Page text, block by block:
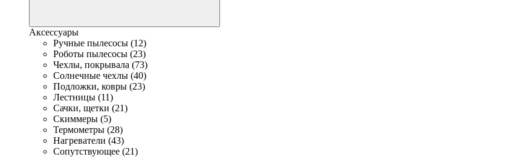
Аксессуары
Ручные пылесосы (12)
Роботы пылесосы (23)
Чехлы, покрывала (73)
Солнечные чехлы (40)
Подложки, ковры (23)
Лестницы (11)
Сачки, щетки (21)
Скиммеры (5)
Термометры (28)
Нагреватели (43)
Сопутствующее (21)